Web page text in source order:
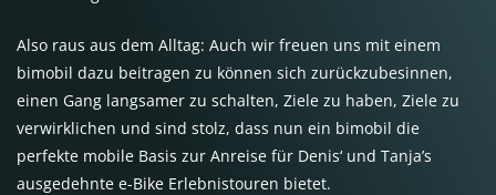
Also raus aus dem Alltag: Auch wir freuen uns mit einem
bimobil dazu beitragen zu können sich zurückzubesinnen,
einen Gang langsamer zu schalten, Ziele zu haben, Ziele zu
verwirklichen und sind stolz, dass nun ein bimobil die
perfekte mobile Basis zur Anreise für Denis‘ und Tanja’s
ausgedehnte e-Bike Erlebnistouren bietet.